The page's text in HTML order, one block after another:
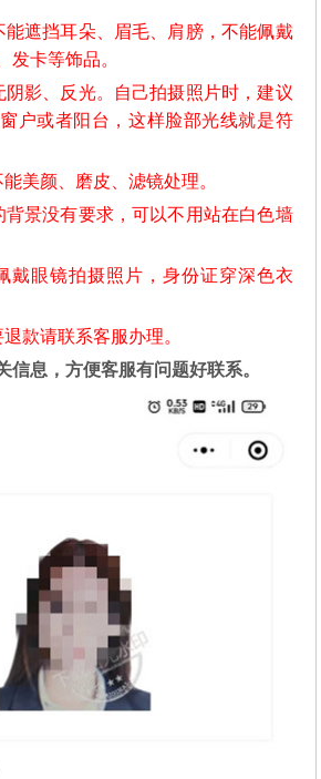
能遮挡耳朵、眉毛、肩膀，不能佩戴
发卡等饰品。
阴影、反光。自己拍摄照片时，建议
户或者阳台，这样脸部光线就是符
能美颜、磨皮、滤镜处理。
背景没有要求，可以不用站在白色墙
戴眼镜拍摄照片，身份证穿深色衣
退款请联系客服办理。
信息，方便客服有问题好联系。